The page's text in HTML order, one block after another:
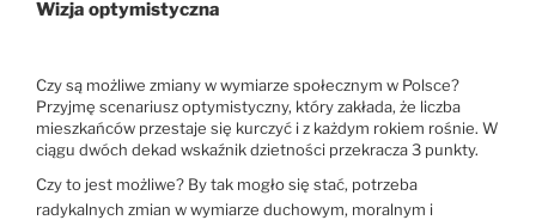
Wizja optymistyczna
Czy są możliwe zmiany w wymiarze społecznym w Polsce?
Przyjmę scenariusz optymistyczny, który zakłada, że liczba
mieszkańców przestaje się kurczyć i z każdym rokiem rośnie. W
ciągu dwóch dekad wskaźnik dzietności przekracza 3 punkty.
Czy to jest możliwe? By tak mogło się stać, potrzeba
radykalnych zmian w wymiarze duchowym, moralnym i